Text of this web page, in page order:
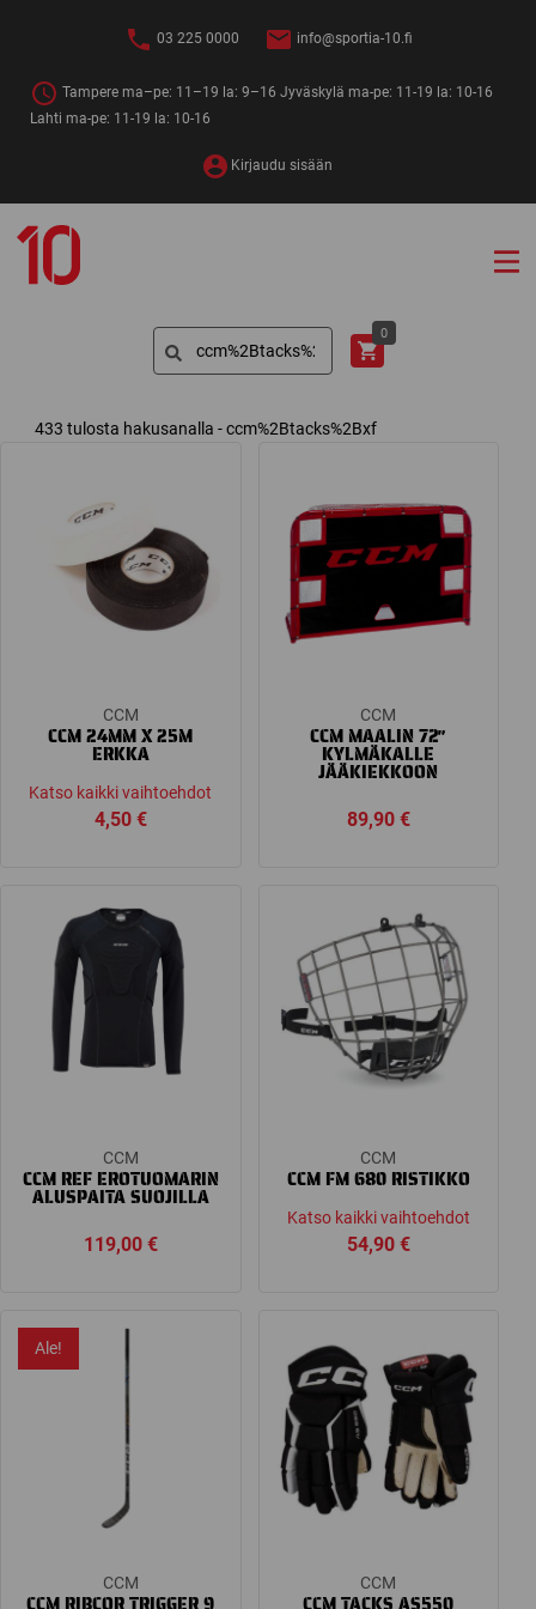
03 225 0000 info@sportia-10.fi
Tampere ma–pe: 11–19 la: 9–16 Jyväskylä ma-pe: 11-19 la: 10-16
Lahti ma-pe: 11-19 la: 10-16
Kirjaudu sisään
10
Search
0
433 tulosta hakusanalla - ccm%2Btacks%2Bxf
CCM
CCM 24MM X 25M
ERKKA
Katso kaikki vaihtoehdot
4,50 €
CCM
CCM MAALIN 72″
KYLMÄKALLE
JÄÄKIEKKOON
89,90 €
CCM
CCM REF EROTUOMARIN
ALUSPAITA SUOJILLA
119,00 €
CCM
CCM FM 680 RISTIKKO
Katso kaikki vaihtoehdot
54,90 €
Ale!
CCM CCM